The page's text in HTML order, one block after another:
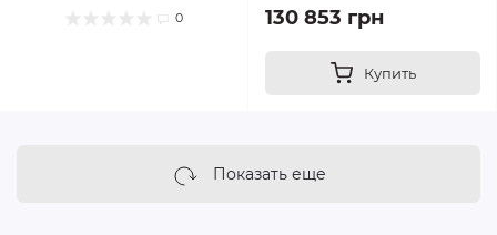
0 130 853 грн
Купить
Показать еще